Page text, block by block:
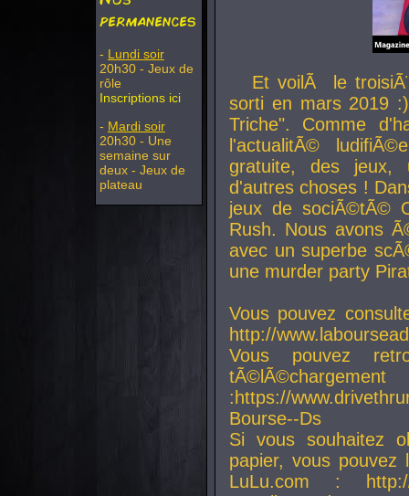
permanences
- Lundi soir
20h30 - Jeux de
rôle
Inscriptions ici
- Mardi soir
20h30 - Une
semaine sur
deux - Jeux de
plateau
Et voilÃ le
sorti en mars 2019
Triche". Comme
l'actualitÃ©
gratuite, des jeux,
d'autres choses !
jeux de sociÃ©tÃ©
Rush. Nous avons
avec un superbe
une murder party
Vous pouvez
http://
Vous pouvez
:https://
Bourse--Ds
Si vous souhaitez
papier, vous
LuLu.com : http://